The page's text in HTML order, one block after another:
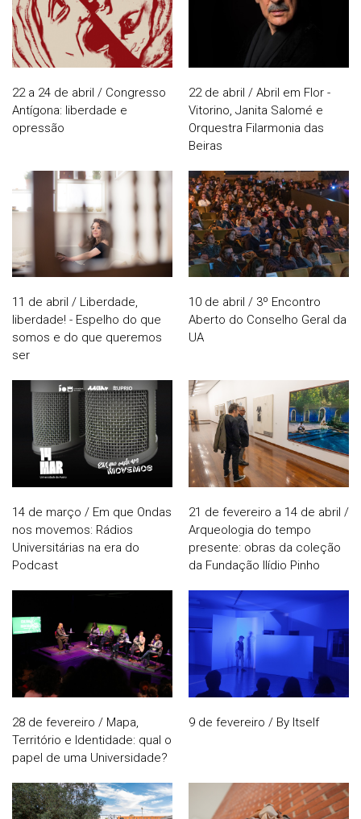
22 a 24 de abril / Congresso
Antígona: liberdade e
opressão
22 de abril / Abril em Flor -
Vitorino, Janita Salomé e
Orquestra Filarmonia das
Beiras
11 de abril / Liberdade,
liberdade! - Espelho do que
somos e do que queremos
ser
10 de abril / 3º Encontro
Aberto do Conselho Geral da
UA
14 de março / Em que Ondas
nos movemos: Rádios
Universitárias na era do
Podcast
21 de fevereiro a 14 de abril /
Arqueologia do tempo
presente: obras da coleção
da Fundação Ilídio Pinho
28 de fevereiro / Mapa,
Território e Identidade: qual o
papel de uma Universidade?
9 de fevereiro / By Itself